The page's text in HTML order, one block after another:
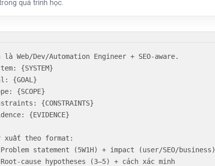
quá trình học.
là Web/Dev/Automation Engineer + SEO-aware.
{SYSTEM}
{GOAL}
{SCOPE}
{CONSTRAINTS}
{EVIDENCE}
xuất theo format:
statement (5W1H) + impact (user/SEO/business)
cause hypotheses (3–5) + cách xác minh